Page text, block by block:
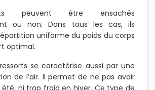
peuvent être ensachés
ou non. Dans tous les cas, ils
uniforme du poids du corps
optimal.
se caractérise aussi par une
de l’air. Il permet de ne pas avoir